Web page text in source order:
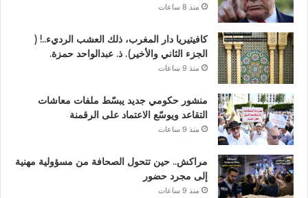
منذ 8 ساعات
كافيتيريا دار المغرب، ذلك العشب الرديء..! (
الجزء الثاني والأخير). ذ. عبدالواحد حمزة.
منذ 9 ساعات
منشور حكومي جديد يبسّط ملفات معاشات
التقاعد ويوسّع الاعتماد على الرقمنة
منذ 9 ساعات
مراكش.. حين تتحول الصحافة من مسؤولية مهنية
إلى مجرد حضور
منذ 9 ساعات